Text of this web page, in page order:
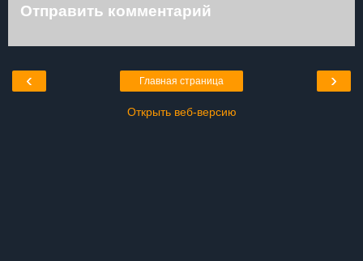
Отправить комментарий
‹ ›
Главная страница
Открыть веб-версию